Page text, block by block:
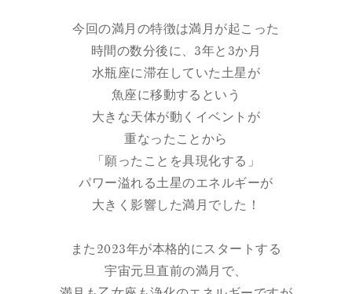
今回の満月の特徴は満月が起こった
時間の数分後に、3年と3か月
水瓶座に滞在していた土星が
魚座に移動するという
大きな天体が動くイベントが
重なったことから
「願ったことを具現化する」
パワー溢れる土星のエネルギーが
大きく影響した満月でした！
また2023年が本格的にスタートする
宇宙元旦直前の満月で、